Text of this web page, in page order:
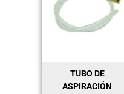
TUBO DE
ASPIRACIÓN